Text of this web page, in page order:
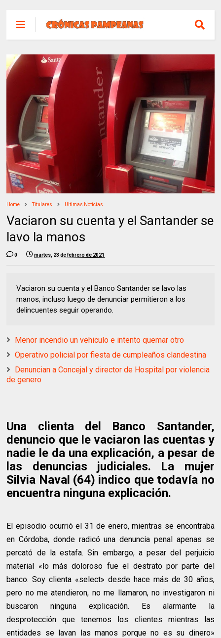
Home Titulares Ultimas Noticias
Vaciaron su cuenta y el Santander se
lavo la manos
0 martes, 23 de febrero de 2021
Vaciaron su cuenta y el Banco Santander se lavo las
manos, incluso luego de denunciar permitieron a los
delincuentes seguir operando.
Menor incendio un vehiculo e intento quemar otro
Operativo policial por fiesta de cumpleaños clandestina
Denuncian a Concejal y director de Hospital por violencia
de genero
Una clienta del Banco Santander,
denuncio que le vaciaron las cuentas y
nadie le da una explicación, a pesar de
las denuncias judiciales. La mujer
Silvia Naval (64) indico que todavía no
encuentra ninguna explicación.
El episodio ocurrió el 31 de enero, mientras se encontraba
en Córdoba, donde radicó una denuncia penal apenas se
percató de la estafa. Sin embargo, a pesar del perjuicio
material «lo más doloroso fue el destrato por parte del
banco. Soy clienta «select» desde hace más de 30 años,
pero no me atendieron, no me llamaron, no investigaron ni
buscaron ninguna explicación. Es alarmante la
desprotección que tenemos los clientes mientras las
entidades se lavan las manos porque no es su dinero»